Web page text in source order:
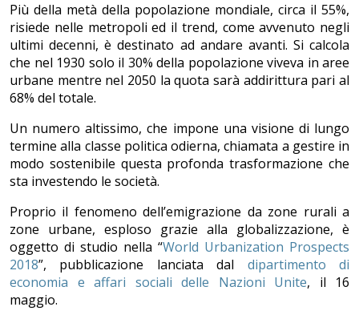
Più della metà della popolazione mondiale, circa il 55%,
risiede nelle metropoli ed il trend, come avvenuto negli
ultimi decenni, è destinato ad andare avanti. Si calcola
che nel 1930 solo il 30% della popolazione viveva in aree
urbane mentre nel 2050 la quota sarà addirittura pari al
68% del totale.
Un numero altissimo, che impone una visione di lungo
termine alla classe politica odierna, chiamata a gestire in
modo sostenibile questa profonda trasformazione che
sta investendo le società.
Proprio il fenomeno dell’emigrazione da zone rurali a
zone urbane, esploso grazie alla globalizzazione, è
oggetto di studio nella “World Urbanization Prospects
2018”, pubblicazione lanciata dal dipartimento di
economia e affari sociali delle Nazioni Unite, il 16
maggio.